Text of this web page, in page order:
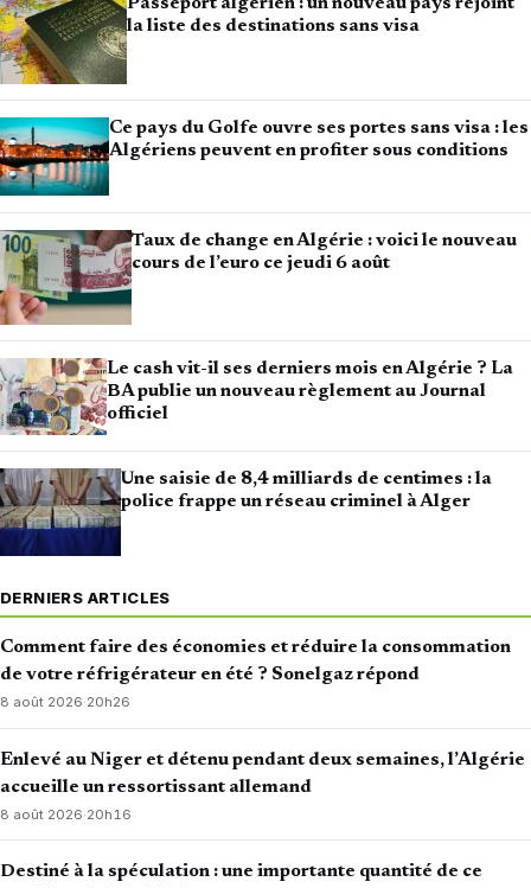
la liste des destinations sans visa
Ce pays du Golfe ouvre ses portes sans visa : les
Algériens peuvent en profiter sous conditions
Taux de change en Algérie : voici le nouveau
cours de l’euro ce jeudi 6 août
Le cash vit-il ses derniers mois en Algérie ? La
BA publie un nouveau règlement au Journal
officiel
Une saisie de 8,4 milliards de centimes : la
police frappe un réseau criminel à Alger
DERNIERS ARTICLES
Comment faire des économies et réduire la consommation
de votre réfrigérateur en été ? Sonelgaz répond
8 août 2026·20h26
Enlevé au Niger et détenu pendant deux semaines, l’Algérie
accueille un ressortissant allemand
8 août 2026·20h16
Destiné à la spéculation : une importante quantité de ce